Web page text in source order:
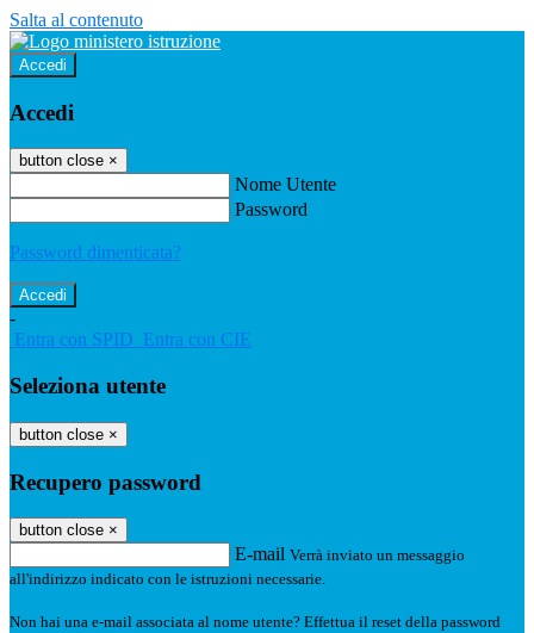
Salta al contenuto
Accedi
Accedi
button close ×
Nome Utente
Password
Password dimenticata?
-
Entra con SPID Entra con CIE
Seleziona utente
button close ×
Recupero password
button close ×
E-mail Verrà inviato un messaggio
all'indirizzo indicato con le istruzioni necessarie.
Non hai una e-mail associata al nome utente? Effettua il reset della password